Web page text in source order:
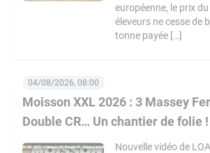
européenne, le prix
éleveurs ne cesse de
tonne payée […]
Moisson XXL 2026 : 3 Massey
Double CR… Un chantier de folie !
04/08/2026, 08:00
Nouvelle vidéo de